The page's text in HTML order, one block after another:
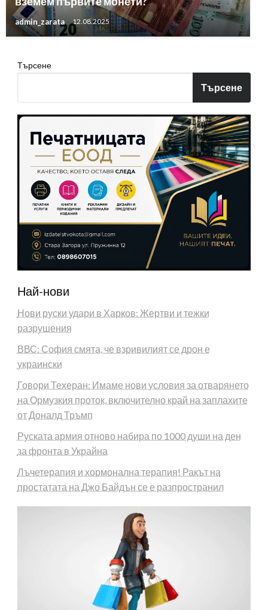
admin_zarata 12.08.2025
Търсене
Търсене
Най-нови
Нови руски удари в Харков: Жертви и тежки
разрушения
ВВС: София смята, че взривилият се дрон е
украински
Говори Техеран: Имаме нови условия за отварянето
на Ормузкия проток, включително край на заплахите
от Доналд Тръмп
Руската армия отново набира по 1000 души на ден
за фронта в Украйна
Лъчетерапия и хормонална терапия! Ракът на
простатата на Джо Байдън се е разпространил